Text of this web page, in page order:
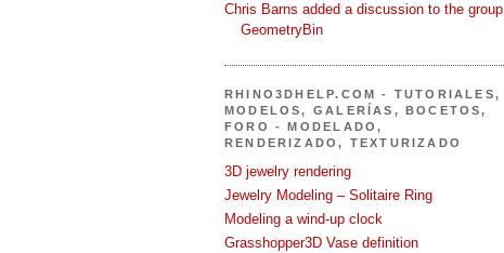
Chris Barns added a discussion to the group
GeometryBin
RHINO3DHELP.COM - TUTORIALES,
MODELOS, GALERÍAS, BOCETOS,
FORO - MODELADO,
RENDERIZADO, TEXTURIZADO
3D jewelry rendering
Jewelry Modeling – Solitaire Ring
Modeling a wind-up clock
Grasshopper3D Vase definition